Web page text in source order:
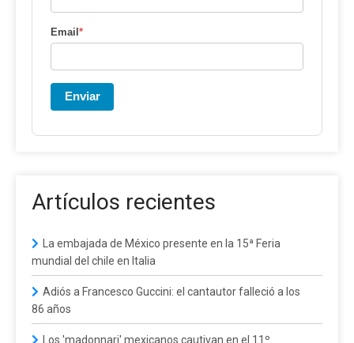
Email*
Enviar
Artículos recientes
La embajada de México presente en la 15ª Feria
mundial del chile en Italia
Adiós a Francesco Guccini: el cantautor falleció a los
86 años
Los 'madonnari' mexicanos cautivan en el 11º